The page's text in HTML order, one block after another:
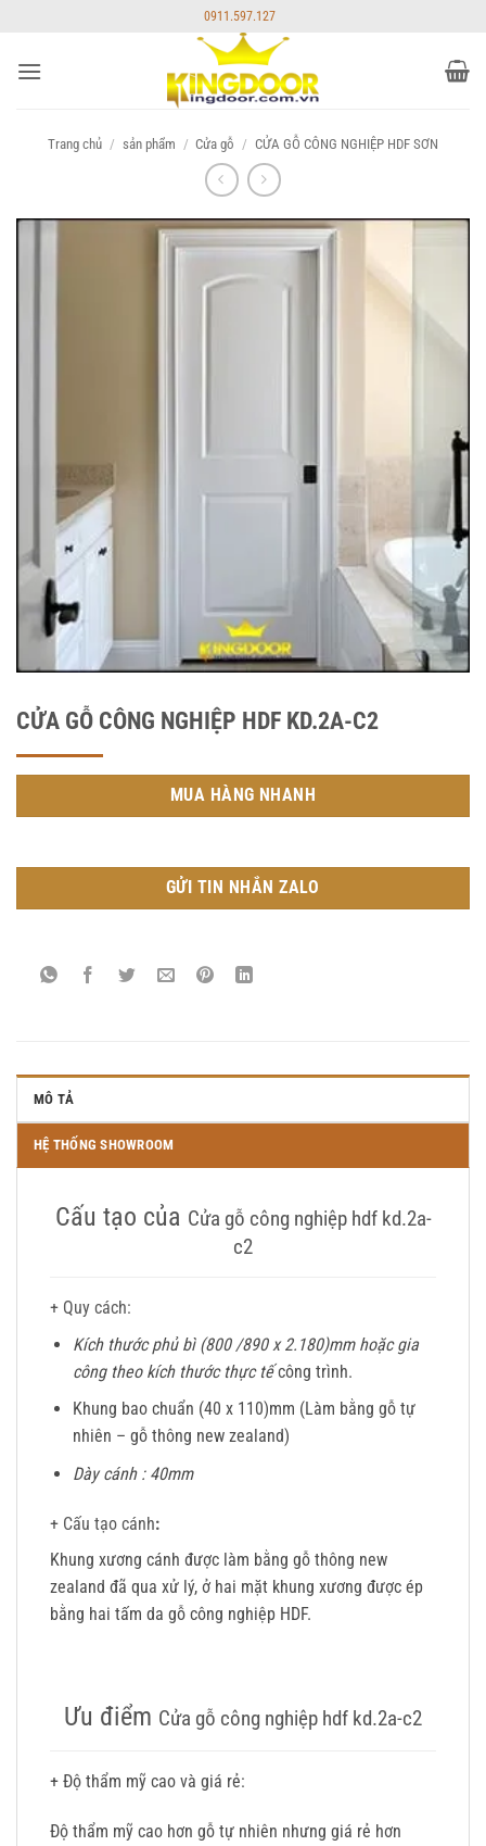
nội
0911.597.127
Trang chủ / sản phẩm / Cửa gỗ / CỬA GỖ CÔNG NGHIỆP HDF SƠN
CỬA GỖ CÔNG NGHIỆP HDF KD.2A-C2
MUA HÀNG NHANH
GỬI TIN NHẮN ZALO
MÔ TẢ
HỆ THỐNG SHOWROOM
Cấu tạo của Cửa gỗ công nghiệp hdf kd.2a-
c2
+ Quy cách:
Kích thước phủ bì (800 /890 x 2.180)mm hoặc gia
công theo kích thước thực tếcông trình.
Khung bao chuẩn (40 x 110)mm (Làm bằng gỗ tự
nhiên – gỗ thông new zealand)
Dày cánh : 40mm
+ Cấu tạo cánh:
Khung xương cánh được làm bằng gỗ thông new
zealand đã qua xử lý, ở hai mặt khung xương được ép
bằng hai tấm da gỗ công nghiệp HDF.
Ưu điểm Cửa gỗ công nghiệp hdf kd.2a-c2
+ Độ thẩm mỹ cao và giá rẻ:
Độ thẩm mỹ cao hơn gỗ tự nhiên nhưng giá rẻ hơn